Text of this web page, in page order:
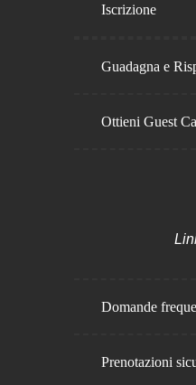
Iscrizione
Guadagna e
Ottieni Guest
Domande
Prenotazioni